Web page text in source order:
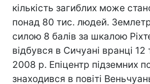
кількість загиблих може
понад 80 тис. людей.
силою 8 балів за шкалою
відбувся в Сичуані вранці 12
2008 р. Епіцентр підземних
знаходився в повіті